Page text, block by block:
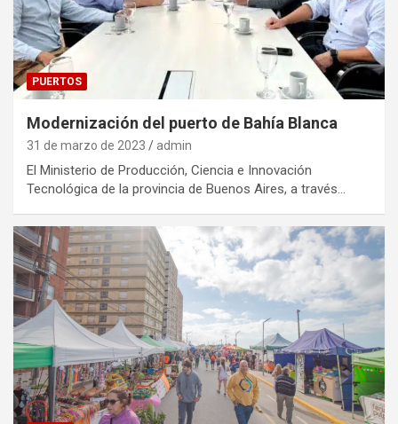
PUERTOS
Modernización del puerto de Bahía Blanca
31 de marzo de 2023 admin
El Ministerio de Producción, Ciencia e Innovación
Tecnológica de la provincia de Buenos Aires, a través…